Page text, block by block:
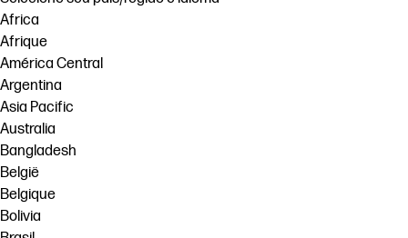
Africa
Afrique
América Central
Argentina
Asia Pacific
Australia
Bangladesh
België
Belgique
Bolivia